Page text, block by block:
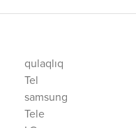
qulaqlıq
Tel
samsung
Tele